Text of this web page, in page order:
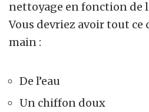
nettoyage en fonction de
Vous devriez avoir tout ce
main :
De l’eau
Un chiffon doux